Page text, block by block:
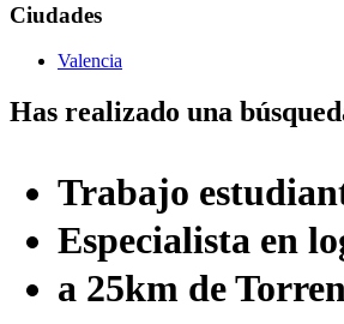
Ciudades
Valencia
Has realizado una
Trabajo
Especialista en
a 25km de